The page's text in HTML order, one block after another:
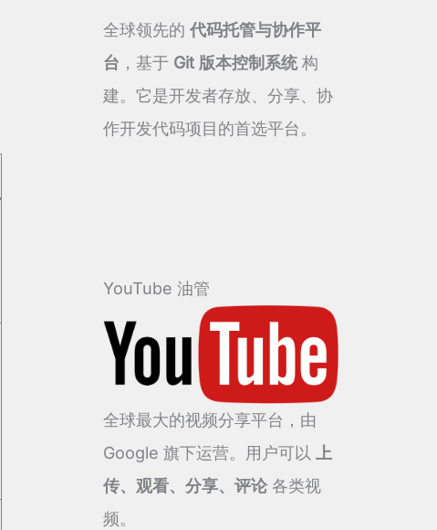
全球领先的 代码托管与协作平
台 ，基于 Git 版本控制系统构
建。它是开发者存放、分享、协
作开发代码项目的首选平台。
YouTube 油管
全球最大的视频分享平台，由
Google 旗下运营。用户可以 上
传、观看、分享、评论各类视
频。